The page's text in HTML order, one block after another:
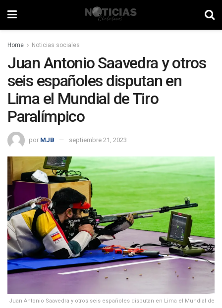
Home Noticias sociales
Juan Antonio Saavedra y otros
seis españoles disputan en
Lima el Mundial de Tiro
Paralímpico
por MJB septiembre 21, 2023
Juan Antonio Saavedra y otros seis españoles disputan en Lima el Mundial de